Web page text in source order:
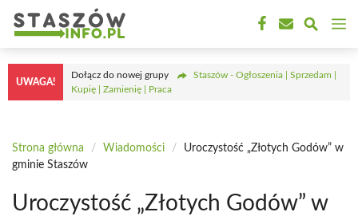
treści
UWAGA!
Dołącz do nowej grupy
Staszów - Ogłoszenia | Sprzedam |
Kupię | Zamienię | Praca
Strona główna / Wiadomości /
Uroczystość „Złotych Godów” w
gminie Staszów
Uroczystość „Złotych Godów” w